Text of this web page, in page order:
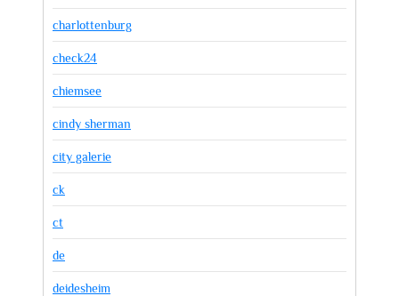
charlottenburg
check24
chiemsee
cindy sherman
city galerie
ck
ct
de
deidesheim